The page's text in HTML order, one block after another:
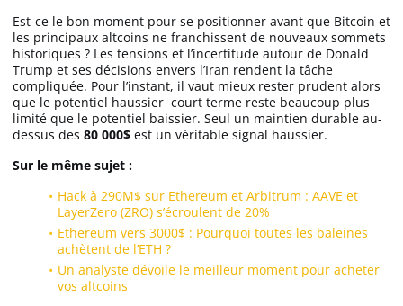
Est-ce le bon moment pour se positionner avant que Bitcoin et
les principaux altcoins ne franchissent de nouveaux sommets
historiques ? Les tensions et l’incertitude autour de Donald
Trump et ses décisions envers l’Iran rendent la tâche
compliquée. Pour l’instant, il vaut mieux rester prudent alors
que le potentiel haussier court terme reste beaucoup plus
limité que le potentiel baissier. Seul un maintien durable au-
dessus des 80 000$ est un véritable signal haussier.
Sur le même sujet :
Hack à 290M$ sur Ethereum et Arbitrum : AAVE et
LayerZero (ZRO) s’écroulent de 20%
Ethereum vers 3000$ : Pourquoi toutes les baleines
achètent de l’ETH ?
Un analyste dévoile le meilleur moment pour acheter
vos altcoins